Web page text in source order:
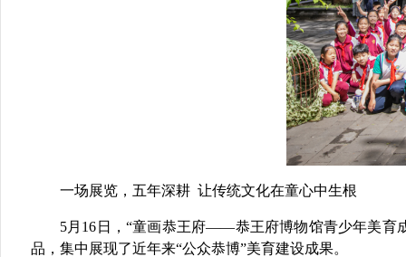
一场展览，五年深耕 让传统文化在童心中生根
5月16日，“童画恭王府——恭王府博物馆青少年美育
品，集中展现了近年来“公众恭博”美育建设成果。